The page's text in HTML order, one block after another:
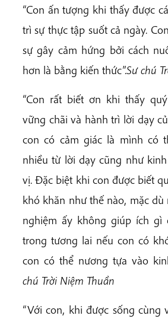
“Con ấn tượng khi thấy được
trì sự thực tập suốt cả ngày.
sự gây cảm hứng bởi cách
hơn là bằng kiến thức”.Sư chú
“Con rất biết ơn khi thấy
vững chãi và hành trì lời dạy
con có cảm giác là mình có
nhiều từ lời dạy cũng như
vị. Đặc biệt khi con được biết
khó khăn như thế nào, mặc
nghiệm ấy không giúp ích gì
trong tương lai nếu con có
con có thể nương tựa vào
chú Trời Niệm Thuần
“Với con, khi được sống cùng